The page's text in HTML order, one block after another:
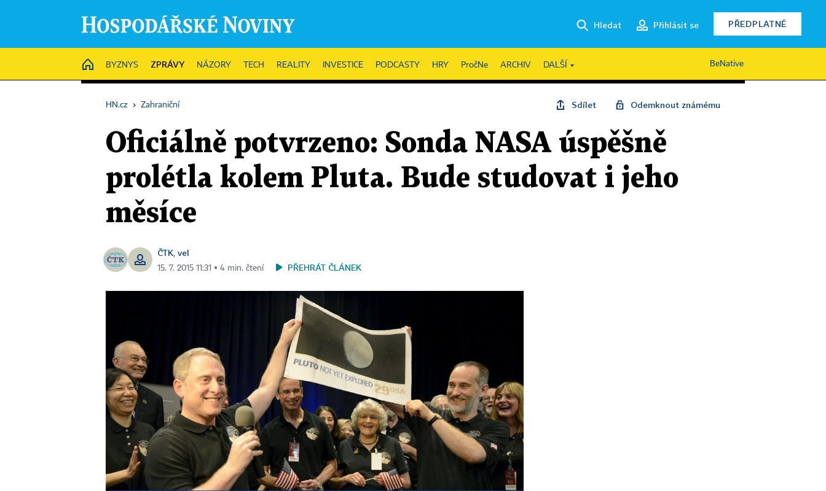
Hledat Přihlásit se PŘEDPLATNÉ
HOME
BYZNYS ZPRÁVY NÁZORY TECH REALITY INVESTICE PODCASTY HRY PročNe ARCHIV DALŠÍ BeNative
HN.cz › Zahraniční Sdílet Odemknout známému
Oficiálně potvrzeno: Sonda NASA úspěšně
prolétla kolem Pluta. Bude studovat i jeho
měsíce
ČTK, vel
15. 7. 2015 11:31 ▪ 4 min. čtení PŘEHRÁT ČLÁNEK